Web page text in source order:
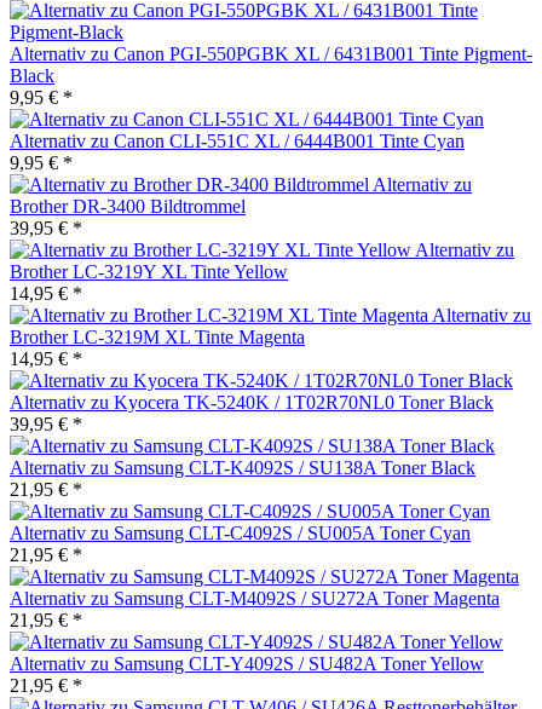
Alternativ zu Canon PGI-550PGBK XL / 6431B001 Tinte Pigment-
Black
9,95 € *
Alternativ zu Canon CLI-551C XL / 6444B001 Tinte Cyan
9,95 € *
Alternativ zu
Brother DR-3400 Bildtrommel
39,95 € *
Alternativ zu
Brother LC-3219Y XL Tinte Yellow
14,95 € *
Alternativ zu
Brother LC-3219M XL Tinte Magenta
14,95 € *
Alternativ zu Kyocera TK-5240K / 1T02R70NL0 Toner Black
39,95 € *
Alternativ zu Samsung CLT-K4092S / SU138A Toner Black
21,95 € *
Alternativ zu Samsung CLT-C4092S / SU005A Toner Cyan
21,95 € *
Alternativ zu Samsung CLT-M4092S / SU272A Toner Magenta
21,95 € *
Alternativ zu Samsung CLT-Y4092S / SU482A Toner Yellow
21,95 € *